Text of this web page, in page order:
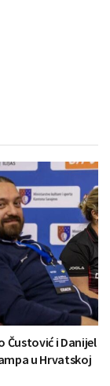
Čustović i Danijel
u Hrvatskoj